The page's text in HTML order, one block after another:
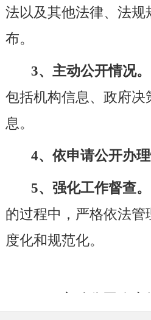
法以及其他法律、法
布。
3、主动公开情况。
包括机构信息、政府
息。
4、依申请公开办理
5、强化工作督查。
的过程中，严格依法管
度化和规范化。